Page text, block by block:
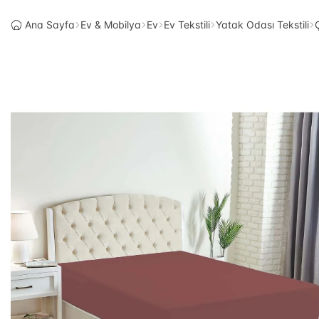
Ana Sayfa Ev & Mobilya Ev Ev Tekstili Yatak Odası Tekstili